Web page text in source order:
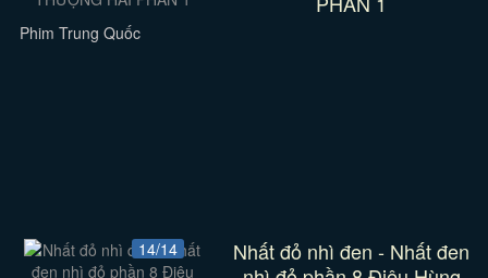
Phim Trung Quốc
14/14
Nhất đỏ nhì đen - Nhất đen